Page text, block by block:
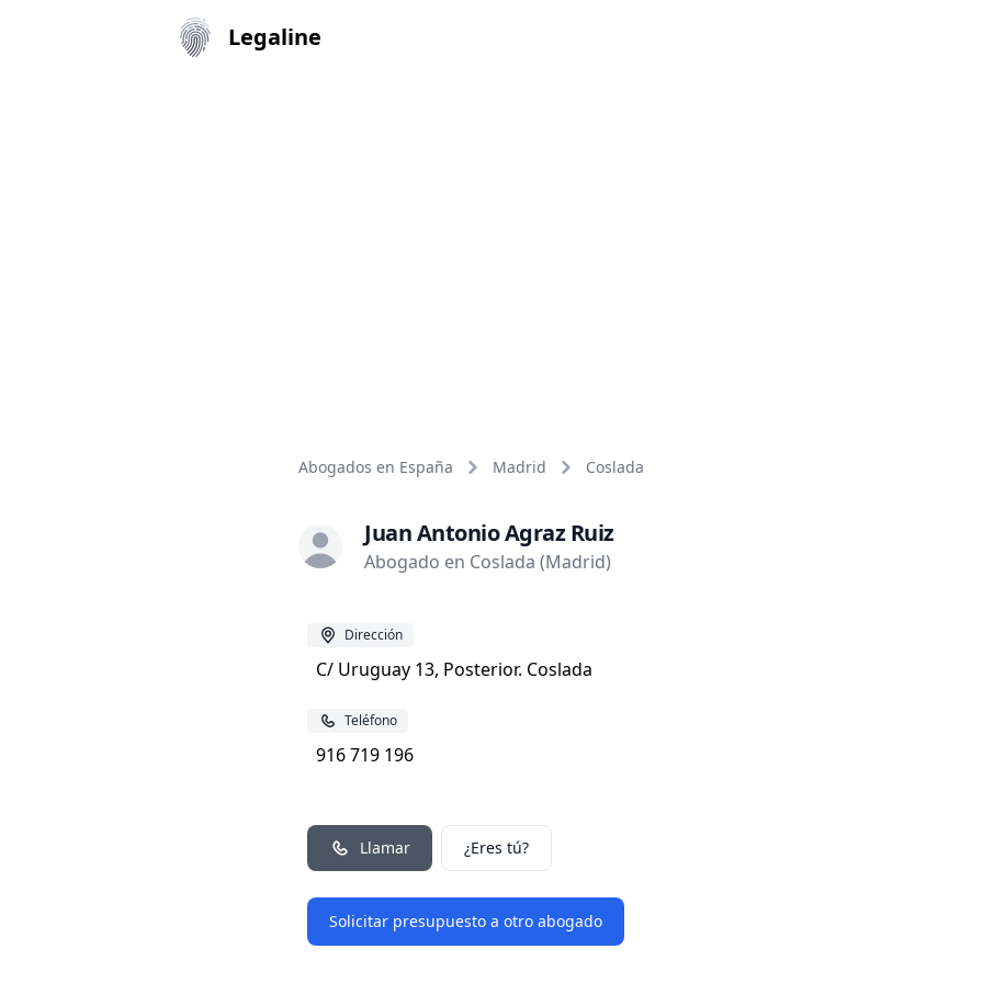
Legaline
Abogados en España Madrid Coslada
Juan Antonio Agraz Ruiz
Abogado en Coslada (Madrid)
Dirección
C/ Uruguay 13, Posterior. Coslada
Teléfono
916 719 196
Llamar ¿Eres tú?
Solicitar presupuesto a otro abogado